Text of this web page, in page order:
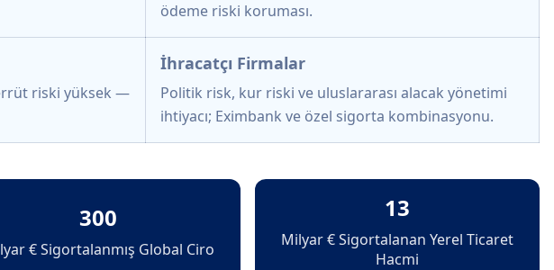
ödeme riski koruması.
riski yüksek —
İhracatçı Firmalar
Politik risk, kur riski ve uluslararası alacak yönetimi
ihtiyacı; Eximbank ve özel sigorta kombinasyonu.
300
€ Sigortalanmış Global Ciro
13
Milyar € Sigortalanan Yerel Ticaret
Hacmi